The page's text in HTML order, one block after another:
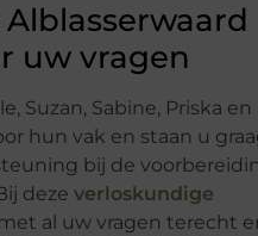
uw vragen
Suzan, Sabine, Priska en
hun vak en staan u
bij de
deze verloskundige
al uw vragen terecht